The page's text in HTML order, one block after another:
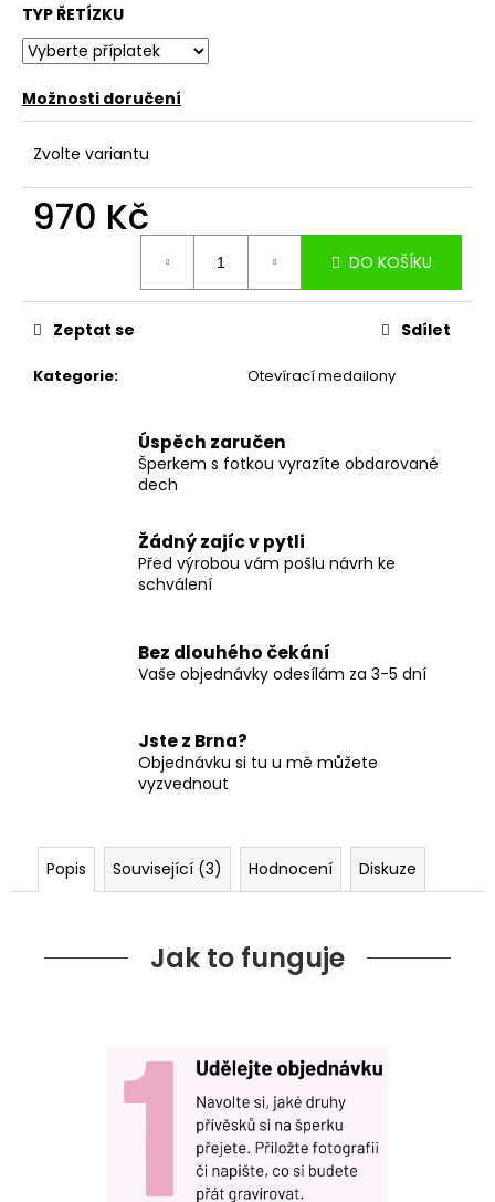
TYP ŘETÍZKU
Možnosti doručení
Zvolte variantu
970 Kč
DO KOŠÍKU
Kategorie: Otevírací medailony
Zeptat se Sdílet
Úspěch zaručen
Šperkem s fotkou vyrazíte obdarované
dech
Žádný zajíc v pytli
Před výrobou vám pošlu návrh ke
schválení
Bez dlouhého čekání
Vaše objednávky odesílám za 3-5 dní
Jste z Brna?
Objednávku si tu u mě můžete
vyzvednout
Popis Související (3) Hodnocení Diskuze
Jak to funguje